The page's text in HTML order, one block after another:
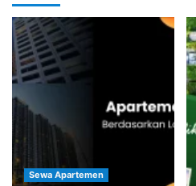
Sewa Apartemen